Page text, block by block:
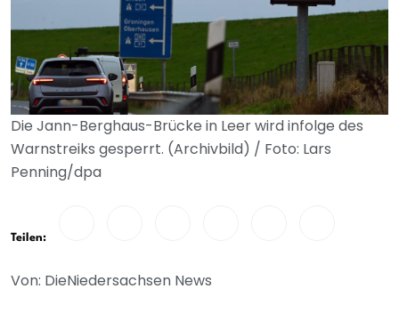
Die Jann-Berghaus-Brücke in Leer wird infolge des
Warnstreiks gesperrt. (Archivbild) / Foto: Lars
Penning/dpa
Teilen:
Von: DieNiedersachsen News